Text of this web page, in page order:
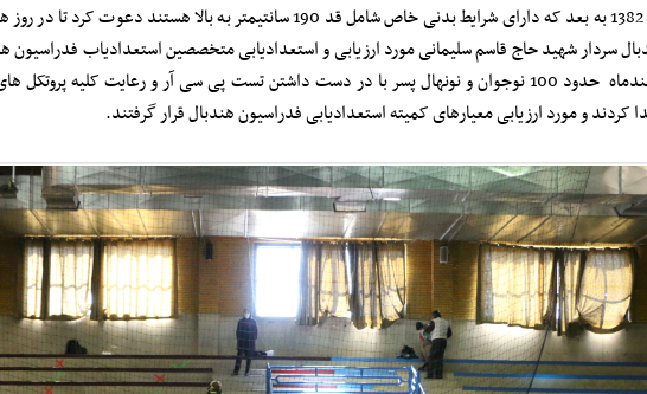
11 دیماه 1382 به بعد که دارای شرایط بدنی خاص شامل قد 190 سانتیمتر به
سردار شهید حاج قاسم سلیمانی مورد ارزیابی و استعدادیابی متخصصین استعدادیاب فدراسیون
سوم اسفندماه حدود 100 نوجوان و نونهال پسر با در دست داشتن تست پی سی آر و رعایت کلیه
کردند و مورد ارزیابی معیارهای کمیته استعدادیابی فدراسیون هندبال قرار گرفتند.